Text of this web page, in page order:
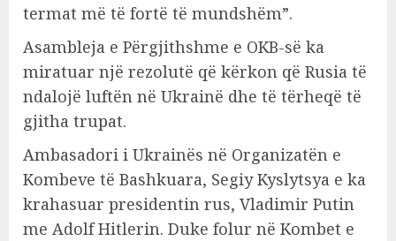
termat më të fortë të mundshëm”.
Asambleja e Përgjithshme e OKB-së ka
miratuar një rezolutë që kërkon që Rusia të
ndalojë luftën në Ukrainë dhe të tërheqë të
gjitha trupat.
Ambasadori i Ukrainës në Organizatën e
Kombeve të Bashkuara, Segiy Kyslytsya e ka
krahasuar presidentin rus, Vladimir Putin
me Adolf Hitlerin. Duke folur në Kombet e